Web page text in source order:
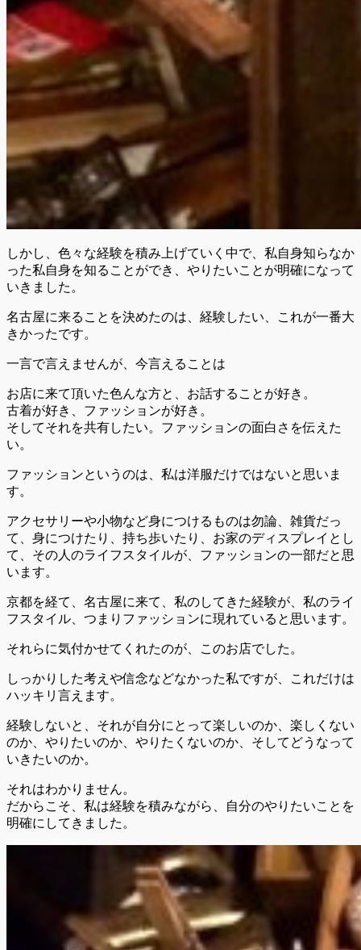
しかし、色々な経験を積み上げていく中で、私自身知らなか
った私自身を知ることができ、やりたいことが明確になって
いきました。
名古屋に来ることを決めたのは、経験したい、これが一番大
きかったです。
一言で言えませんが、今言えることは
お店に来て頂いた色んな方と、お話することが好き。
古着が好き、ファッションが好き。
そしてそれを共有したい。ファッションの面白さを伝えた
い。
ファッションというのは、私は洋服だけではないと思いま
す。
アクセサリーや小物など身につけるものは勿論、雑貨だっ
て、身につけたり、持ち歩いたり、お家のディスプレイとし
て、その人のライフスタイルが、ファッションの一部だと思
います。
京都を経て、名古屋に来て、私のしてきた経験が、私のライ
フスタイル、つまりファッションに現れていると思います。
それらに気付かせてくれたのが、このお店でした。
しっかりした考えや信念などなかった私ですが、これだけは
ハッキリ言えます。
経験しないと、それが自分にとって楽しいのか、楽しくない
のか、やりたいのか、やりたくないのか、そしてどうなって
いきたいのか。
それはわかりません。
だからこそ、私は経験を積みながら、自分のやりたいことを
明確にしてきました。